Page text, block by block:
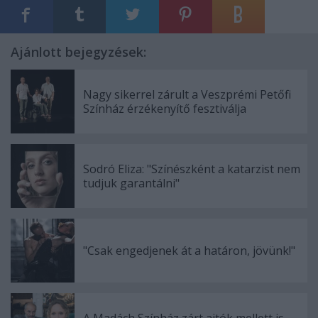
Ajánlott bejegyzések:
Nagy sikerrel zárult a Veszprémi Petőfi
Színház érzékenyítő fesztiválja
Sodró Eliza: "Színészként a katarzist nem
tudjuk garantálni"
"Csak engedjenek át a határon, jövünk!"